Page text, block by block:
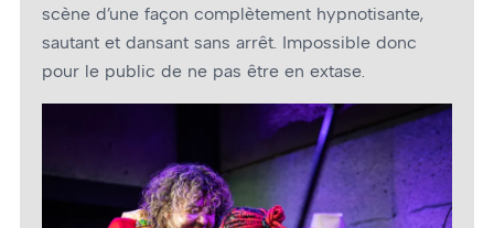
scène d’une façon complètement hypnotisante,
sautant et dansant sans arrêt. Impossible donc
pour le public de ne pas être en extase.